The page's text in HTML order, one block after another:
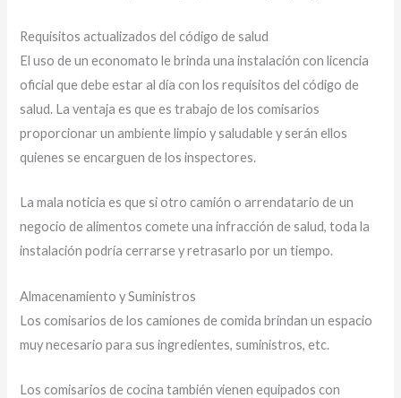
Requisitos actualizados del código de salud
El uso de un economato le brinda una instalación con licencia
oficial que debe estar al día con los requisitos del código de
salud. La ventaja es que es trabajo de los comisarios
proporcionar un ambiente limpio y saludable y serán ellos
quienes se encarguen de los inspectores.
La mala noticia es que si otro camión o arrendatario de un
negocio de alimentos comete una infracción de salud, toda la
instalación podría cerrarse y retrasarlo por un tiempo.
Almacenamiento y Suministros
Los comisarios de los camiones de comida brindan un espacio
muy necesario para sus ingredientes, suministros, etc.
Los comisarios de cocina también vienen equipados con